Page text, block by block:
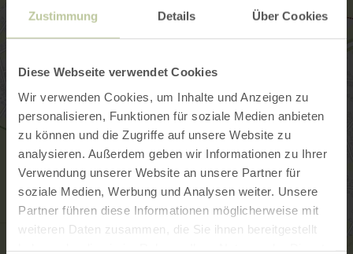
Zustimmung Details Über Cookies
Diese Webseite verwendet Cookies
Wir verwenden Cookies, um Inhalte und Anzeigen zu
personalisieren, Funktionen für soziale Medien anbieten
zu können und die Zugriffe auf unsere Website zu
analysieren. Außerdem geben wir Informationen zu Ihrer
Verwendung unserer Website an unsere Partner für
soziale Medien, Werbung und Analysen weiter. Unsere
Partner führen diese Informationen möglicherweise mit
weiteren Daten zusammen, die Sie ihnen bereitgestellt